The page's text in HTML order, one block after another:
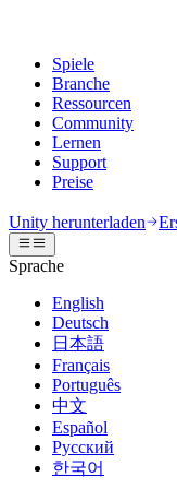
Spiele
Branche
Ressourcen
Community
Lernen
Support
Preise
Unity Engine
Erstellen Sie 2D- und
Zusammenarbeit
Schnell mit Ihrem
Unity herunterladen
Abonnements und Preise
Bereitstellen
Multiplattform
3D-Zusammenarbeit
Erstellen und
Immersive Schulung
In immersiven
Kundenerlebnisse
Interaktive 3D-
Branchen
Fertigung
Dokumentation
Entwicklertools
Versionsfreigaben und
Roadmap
Bevorstehende
Glossar
Diskussionen
Veranstaltungen
Globale und lokale
Made with Unity
Präsentation von Unity-
Unity Learn
Meistern Sie Unity-
Professionelles Training
Verbessern Sie Ihr
Neu bei Unity
Erste Schritte
Beginnen Sie noch
Unity Essential Pathways
Hilfe erhalten
Wir helfen Ihnen, mit
Erfolgspläne
Erreichen Sie Ihre
FAQ
Antworten auf häufige
Kontakt aufnehmen
Verbinden Sie sich mit
Unity herunterladen
Sprache
English
Deutsch
日本語
Français
Português
中文
Español
Русский
한국어